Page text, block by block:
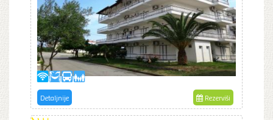
Detaljnije Rezerviši